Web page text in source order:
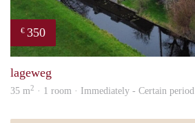
€ 350
lageweg
35 m2 · 1 room · Immediately - Certain period